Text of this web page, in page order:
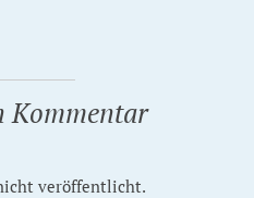
Kommentar
veröffentlicht.